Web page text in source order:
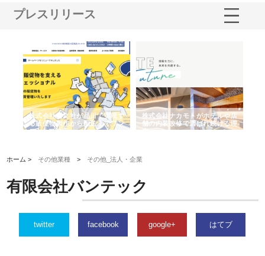
プレスリリース
株式会社耕文社が品川で実現す
る販促物製作から配送までワン
ストップ対応
株式会社ナカモトがホテルや店
舗の内装改修で選ばれ続ける理
由
ホーム > その他業種 > その他_法人・企業
有限会社バンテック
twitter facebook google+ はてブ